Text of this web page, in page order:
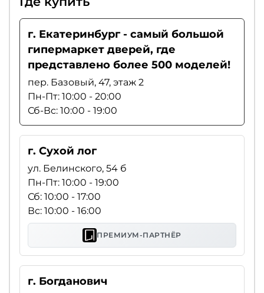
г. Екатеринбург - самый большой
гипермаркет дверей, где
представлено более 500 моделей!
пер. Базовый, 47, этаж 2
Пн-Пт: 10:00 - 20:00
Сб-Вс: 10:00 - 19:00
г. Сухой лог
ул. Белинского, 54 б
Пн-Пт: 10:00 - 19:00
Сб: 10:00 - 17:00
Вс: 10:00 - 16:00
ПРЕМИУМ-ПАРТНЁР
г. Богданович